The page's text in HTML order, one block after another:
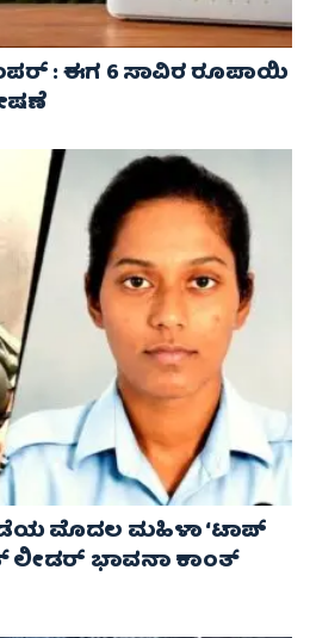
: ಈಗ 6 ಸಾವಿರ ರೂಪಾಯಿ
ಮೊದಲ ಮಹಿಳಾ ‘ಟಾಪ್
ಲೀಡರ್ ಭಾವನಾ ಕಾಂತ್